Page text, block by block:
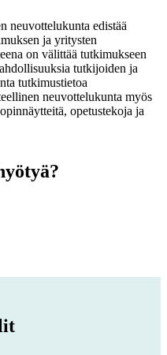
neuvottelukunta edistää
ja yritysten
on välittää tutkimukseen
tutkijoiden ja
tutkimustietoa
neuvottelukunta myös
opetustekoja ja